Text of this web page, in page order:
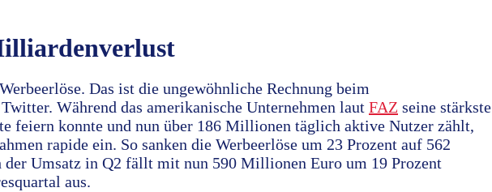
Das ist die ungewöhnliche Rechnung beim
Während das amerikanische Unternehmen laut FAZ seine stärkste
feiern konnte und nun über 186 Millionen täglich aktive Nutzer zählt,
rapide ein. So sanken die Werbeerlöse um 23 Prozent auf 562
Umsatz in Q2 fällt mit nun 590 Millionen Euro um 19 Prozent
aus.